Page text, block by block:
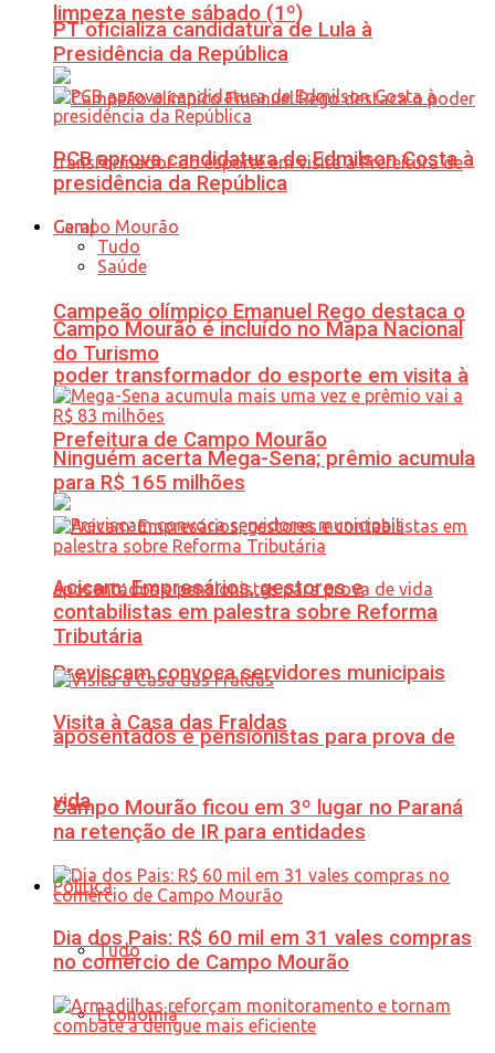
limpeza neste sábado (1º)
Campeão olímpico Emanuel Rego destaca o
poder transformador do esporte em visita à
Prefeitura de Campo Mourão
Previscam convoca servidores municipais
aposentados e pensionistas para prova de
vida
Política
Tudo
Economia
PT oficializa candidatura de Lula à
Presidência da República
PCB aprova candidatura de Edmilson Costa à
presidência da República
Geral
Tudo
Saúde
Campo Mourão é incluído no Mapa Nacional
do Turismo
Ninguém acerta Mega-Sena; prêmio acumula
para R$ 165 milhões
Acicam: Empresários, gestores e
contabilistas em palestra sobre Reforma
Tributária
Visita à Casa das Fraldas
Campo Mourão ficou em 3º lugar no Paraná
na retenção de IR para entidades
Dia dos Pais: R$ 60 mil em 31 vales compras
no comércio de Campo Mourão